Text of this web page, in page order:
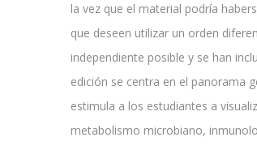
la vez que el material podría
que deseen utilizar un orden
independiente posible y se han
edición se centra en el panorama
estimula a los estudiantes a
metabolismo microbiano,